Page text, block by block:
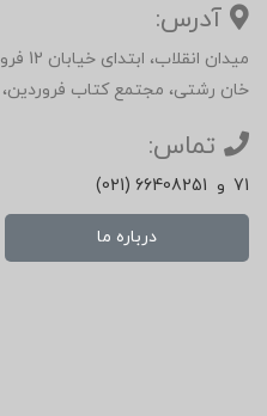
آدرس:
خان رشتی، مجتمع کتاب فروردین،
تماس:
(021) 66408251 و 71
درباره ما